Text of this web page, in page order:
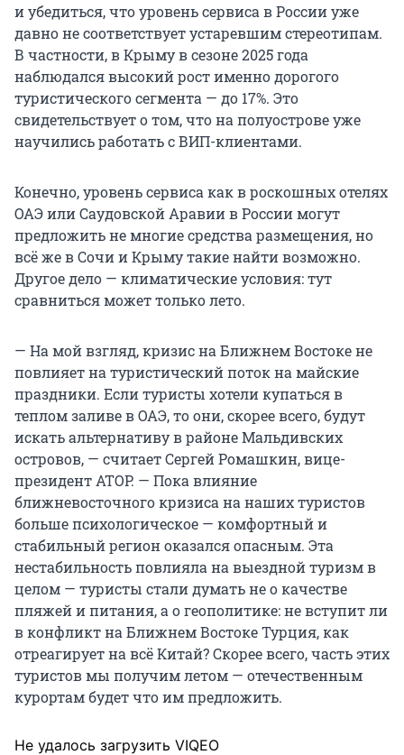
и убедиться, что уровень сервиса в России уже
давно не соответствует устаревшим стереотипам.
В частности, в Крыму в сезоне 2025 года
наблюдался высокий рост именно дорогого
туристического сегмента — до 17%. Это
свидетельствует о том, что на полуострове уже
научились работать с ВИП-клиентами.
Конечно, уровень сервиса как в роскошных отелях
ОАЭ или Саудовской Аравии в России могут
предложить не многие средства размещения, но
всё же в Сочи и Крыму такие найти возможно.
Другое дело — климатические условия: тут
сравниться может только лето.
— На мой взгляд, кризис на Ближнем Востоке не
повлияет на туристический поток на майские
праздники. Если туристы хотели купаться в
теплом заливе в ОАЭ, то они, скорее всего, будут
искать альтернативу в районе Мальдивских
островов, — считает Сергей Ромашкин, вице-
президент АТОР. — Пока влияние
ближневосточного кризиса на наших туристов
больше психологическое — комфортный и
стабильный регион оказался опасным. Эта
нестабильность повлияла на выездной туризм в
целом — туристы стали думать не о качестве
пляжей и питания, а о геополитике: не вступит ли
в конфликт на Ближнем Востоке Турция, как
отреагирует на всё Китай? Скорее всего, часть этих
туристов мы получим летом — отечественным
курортам будет что им предложить.
Не удалось загрузить VIQEO